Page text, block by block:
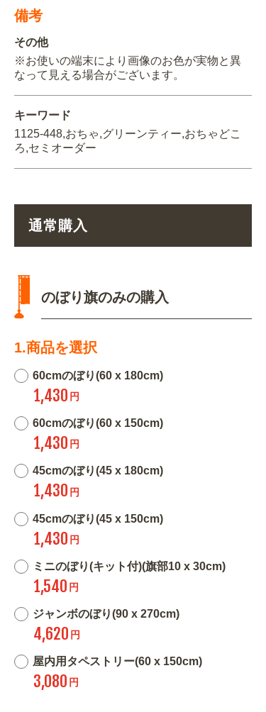
備考
その他
※お使いの端末により画像のお色が実物と異
なって見える場合がございます。
キーワード
1125-448,おちゃ,グリーンティー,おちゃどこ
ろ,セミオーダー
通常購入
のぼり旗のみの購入
1.商品を選択
60cmのぼり(60 x 180cm)
1,430 円
60cmのぼり(60 x 150cm)
1,430 円
45cmのぼり(45 x 180cm)
1,430 円
45cmのぼり(45 x 150cm)
1,430 円
ミニのぼり(キット付)(旗部10 x 30cm)
1,540 円
ジャンボのぼり(90 x 270cm)
4,620 円
屋内用タペストリー(60 x 150cm)
3,080 円